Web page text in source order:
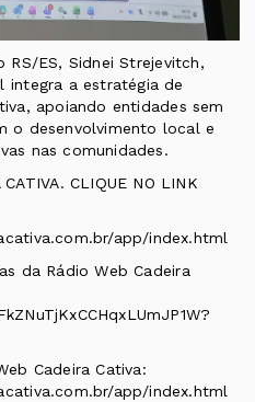
RS/ES, Sidnei Strejevitch,
integra a estratégia de
apoiando entidades sem
o desenvolvimento local e
nas comunidades.
CATIVA. CLIQUE NO LINK
app/index.html
da Rádio Web Cadeira
Cadeira Cativa:
app/index.html